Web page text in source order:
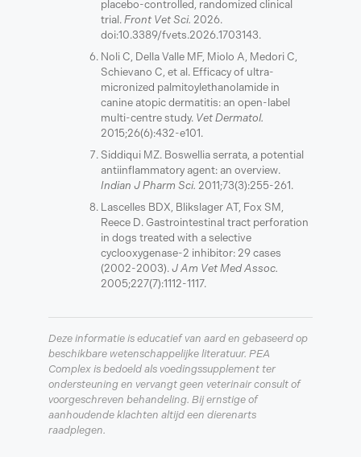
placebo-controlled, randomized clinical
trial. Front Vet Sci. 2026.
doi:10.3389/fvets.2026.1703143.
Noli C, Della Valle MF, Miolo A, Medori C,
Schievano C, et al. Efficacy of ultra-
micronized palmitoylethanolamide in
canine atopic dermatitis: an open-label
multi-centre study. Vet Dermatol.
2015;26(6):432-e101.
Siddiqui MZ. Boswellia serrata, a potential
antiinflammatory agent: an overview.
Indian J Pharm Sci. 2011;73(3):255-261.
Lascelles BDX, Blikslager AT, Fox SM,
Reece D. Gastrointestinal tract perforation
in dogs treated with a selective
cyclooxygenase-2 inhibitor: 29 cases
(2002-2003). J Am Vet Med Assoc.
2005;227(7):1112-1117.
Deze informatie is educatief van aard en gebaseerd op
beschikbare wetenschappelijke literatuur. PEA
Complex is bedoeld als voedingssupplement ter
ondersteuning en vervangt geen veterinair consult of
voorgeschreven behandeling. Bij ernstige of
aanhoudende klachten altijd een dierenarts
raadplegen.